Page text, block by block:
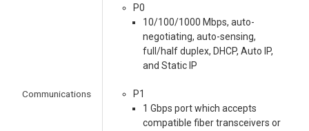
Communications
P0
10/100/1000 Mbps, auto-
negotiating, auto-sensing,
full/half duplex, DHCP, Auto IP,
and Static IP
P1
1 Gbps port which accepts
compatible fiber transceivers or